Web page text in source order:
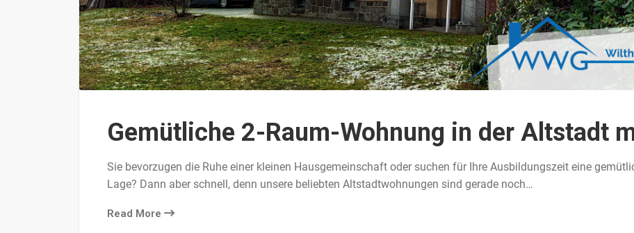
Gemütliche 2-Raum-Wohnung in der Altstadt
Sie bevorzugen die Ruhe einer kleinen Hausgemeinschaft oder suchen für Ihre Ausbildungszeit eine
Lage? Dann aber schnell, denn unsere beliebten Altstadtwohnungen sind gerade noch…
Read More